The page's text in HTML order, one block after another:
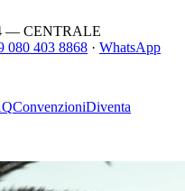
— CENTRALE
080 403 8868 · WhatsApp
ConvenzioniDiventa